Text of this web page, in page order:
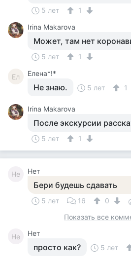
5 лет
1
Irina Makarova
Может, там нет
5 лет 1
Ел Елена*!*
Не знаю. 5 лет 1
Irina Makarova
После экскурсии
5 лет 1
Не Нет
Бери будешь сдавать
5 лет 16
0
Показать все
Не Нет
просто как? 5 лет